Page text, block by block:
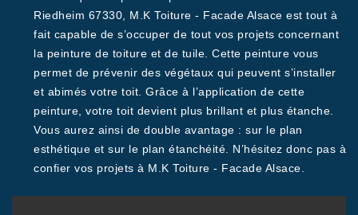
Riedheim 67330, M.K Toiture - Facade Alsace est tout à
fait capable de s’occuper de tout vos projets concernant
la peinture de toiture et de tuile. Cette peinture vous
permet de prévenir des végétaux qui peuvent s’installer
et abimés votre toit. Grâce à l’application de cette
peinture, votre toit devient plus brillant et plus étanche.
Vous aurez ainsi de double avantage : sur le plan
esthétique et sur le plan étanchéité. N’hésitez donc pas à
confier vos projets à M.K Toiture - Facade Alsace.